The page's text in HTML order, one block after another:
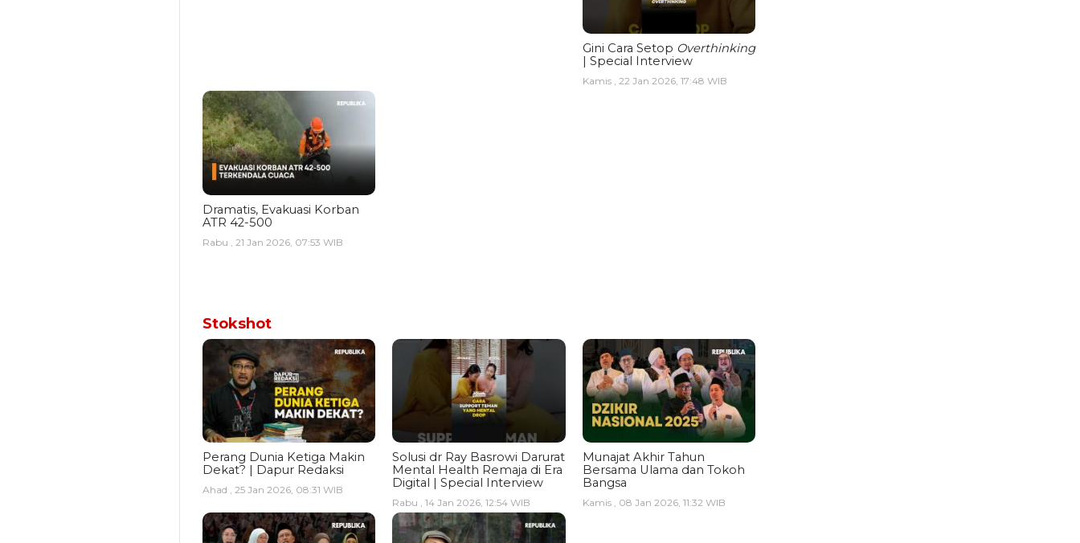
Gini Cara Setop Overthinking
| Special Interview
Kamis , 22 Jan 2026, 17:48 WIB
Dramatis, Evakuasi Korban
ATR 42-500
Rabu , 21 Jan 2026, 07:53 WIB
Stokshot
Perang Dunia Ketiga Makin
Dekat? | Dapur Redaksi
Ahad , 25 Jan 2026, 08:31 WIB
Solusi dr Ray Basrowi Darurat
Mental Health Remaja di Era
Digital | Special Interview
Rabu , 14 Jan 2026, 12:54 WIB
Munajat Akhir Tahun
Bersama Ulama dan Tokoh
Bangsa
Kamis , 08 Jan 2026, 11:32 WIB